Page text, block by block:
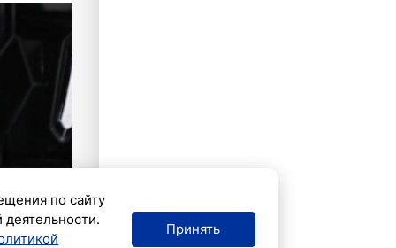
по сайту
Принять